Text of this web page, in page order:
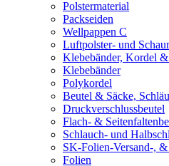
Polstermaterial
Packseiden
Wellpappen C
Luftpolster- und
Klebebänder, Kordel
Klebebänder
Polykordel
Beutel & Säcke,
Druckverschlussbeutel
Flach- &
Schlauch- und
SK-Folien-Versand-,
Folien